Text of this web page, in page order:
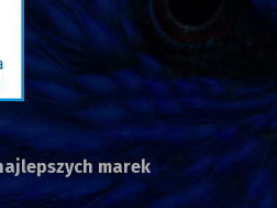
marek